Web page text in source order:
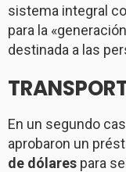
sistema integral
para la
destinada a las
En un segundo
aprobaron un
de dólares para